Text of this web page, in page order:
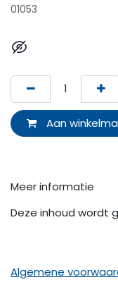
01053
Aan
Meer informatie
Deze inhoud wordt
Algemene